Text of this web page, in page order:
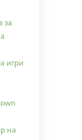
за
игри
на